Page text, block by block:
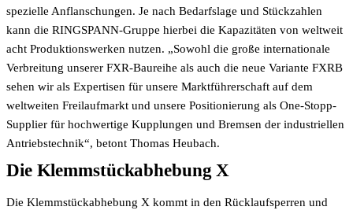
spezielle Anflanschungen. Je nach Bedarfslage und Stückzahlen
kann die RINGSPANN-Gruppe hierbei die Kapazitäten von weltweit
acht Produktionswerken nutzen. „Sowohl die große internationale
Verbreitung unserer FXR-Baureihe als auch die neue Variante FXRB
sehen wir als Expertisen für unsere Marktführerschaft auf dem
weltweiten Freilaufmarkt und unsere Positionierung als One-Stopp-
Supplier für hochwertige Kupplungen und Bremsen der industriellen
Antriebstechnik“, betont Thomas Heubach.
Die Klemmstückabhebung X
Die Klemmstückabhebung X kommt in den Rücklaufsperren und